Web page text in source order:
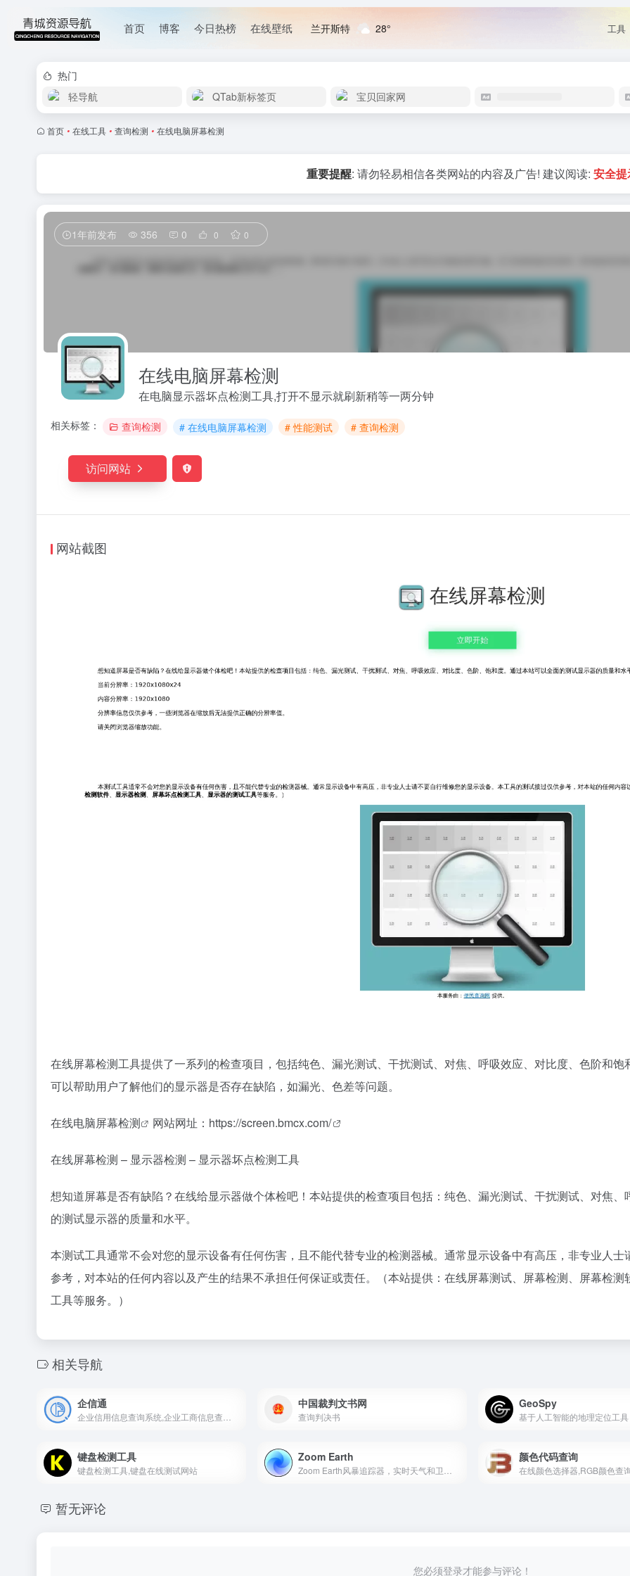
首页 博客 今日热榜 在线壁纸 兰开斯特 28° 工具
热门
轻导航
QTab新标签页 宝贝回家网
首页 • 在线工具 • 查询检测 • 在线电脑屏幕检测
重要提醒: 请勿轻易相信各类网站的内容及广告! 建议阅读: 安全提
1年前发布 356 0 0 0
在线电脑屏幕检测
在电脑显示器坏点检测工具,打开不显示就刷新稍等一两分钟
相关标签： 查询检测 # 在线电脑屏幕检测 # 性能测试 # 查询检测
访问网站
网站截图
在线屏幕检测工具提供了一系列的检查项目，包括纯色、漏光测试、干扰测试、对焦、呼吸效应、对比度、色阶和
可以帮助用户了解他们的显示器是否存在缺陷，如漏光、色差等问题。
在线电脑屏幕检测 网站网址： https://screen.bmcx.com/
在线屏幕检测 – 显示器检测 – 显示器坏点检测工具
想知道屏幕是否有缺陷？在线给显示器做个体检吧！本站提供的检查项目包括：纯色、漏光测试、干扰测试、对焦
的测试显示器的质量和水平。
本测试工具通常不会对您的显示设备有任何伤害，且不能代替专业的检测器械。通常显示设备中有高压，非专业人
参考，对本站的任何内容以及产生的结果不承担任何保证或责任。（本站提供：在线屏幕测试、屏幕检测、屏幕检
工具等服务。）
相关导航
企信通 中国裁判文书网
查询判决书
GeoSpy
基于人工智能的地理定位工具
键盘检测工具
键盘检测工具,键盘在线测试网站
Zoom Earth 颜色代码查询
在线颜色选择器,RGB颜色查
暂无评论
您必须登录才能参与评论！